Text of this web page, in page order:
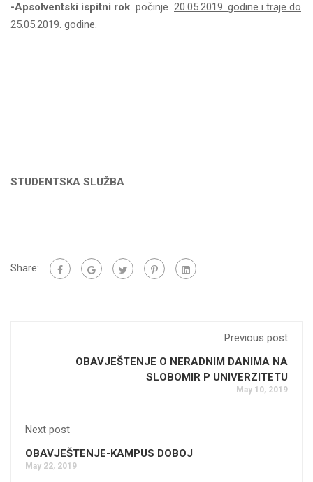
-Apsolventski ispitni rok počinje 20.05.2019. godine i traje do
25.05.2019. godine.
STUDENTSKA SLUŽBA
Share:
Previous post
OBAVJEŠTENJE O NERADNIM DANIMA NA
SLOBOMIR P UNIVERZITETU
May 10, 2019
Next post
OBAVJEŠTENJE-KAMPUS DOBOJ
May 22, 2019